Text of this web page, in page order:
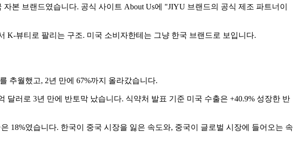
본 브랜드였습니다. 공식 사이트 About Us에 "JIYU 브랜드의 공식 제조 파트너이
K-뷰티로 팔리는 구조. 미국 소비자한테는 그냥 한국 브랜드로 보입니다.
추월했고, 2년 만에 67%까지 올라갔습니다.
러로 3년 만에 반토막 났습니다. 식약처 발표 기준 미국 수출은 +40.9% 성장한 반
18%였습니다. 한국이 중국 시장을 잃은 속도와, 중국이 글로벌 시장에 들어오는 속